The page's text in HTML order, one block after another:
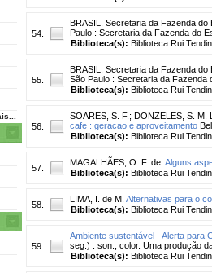
54.
BRASIL. Secretaria da Fazenda
Paulo : Secretaria da Fazenda do
Biblioteca(s): Biblioteca Rui
55.
BRASIL. Secretaria da Fazenda
São Paulo : Secretaria da Fazenda
Biblioteca(s): Biblioteca Rui
56.
SOARES, S. F. ; DONZELES, S. M.
cafe : geracao e aproveitamento
Biblioteca(s): Biblioteca Rui
57.
MAGALHÃES, O. F. de. Alguns
Biblioteca(s): Biblioteca Rui
58.
LIMA, I. de M. Alternativas para o
Biblioteca(s): Biblioteca Rui
59.
Ambiente sustentável - Alerta para
seg.) : son., color. Uma produção
Biblioteca(s): Biblioteca Rui